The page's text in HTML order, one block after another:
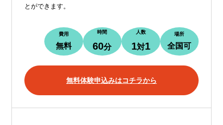
とができます。
費用
無料
時間
60分
人数
1対1
場所
全国可
無料体験申込みはコチラから